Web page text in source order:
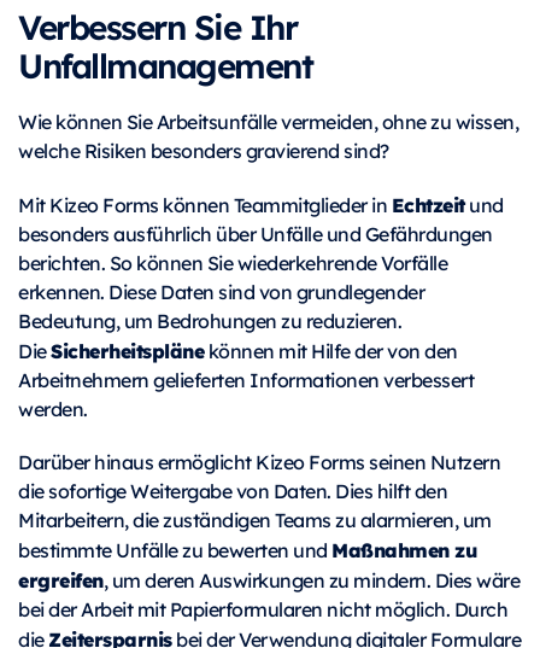
Verbessern Sie Ihr
Unfallmanagement
Wie können Sie Arbeitsunfälle vermeiden, ohne zu wissen,
welche Risiken besonders gravierend sind?
Mit Kizeo Forms können Teammitglieder in Echtzeitund
besonders ausführlich über Unfälle und Gefährdungen
berichten. So können Sie wiederkehrende Vorfälle
erkennen. Diese Daten sind von grundlegender
Bedeutung, um Bedrohungen zu reduzieren.
DieSicherheitsplänekönnen mit Hilfe der von den
Arbeitnehmern gelieferten Informationen verbessert
werden.
Darüber hinaus ermöglicht Kizeo Forms seinen Nutzern
die sofortige Weitergabe von Daten. Dies hilft den
Mitarbeitern, die zuständigen Teams zu alarmieren, um
bestimmte Unfälle zu bewerten und Maßnahmen zu
ergreifen, um deren Auswirkungen zu mindern. Dies wäre
bei der Arbeit mit Papierformularen nicht möglich. Durch
dieZeitersparnisbei der Verwendung digitaler Formulare